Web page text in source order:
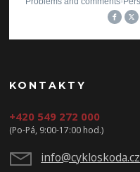
KONTAKTY
+420 549 272 000
(Po-Pá, 9:00-17:00 hod.)
info@cykloskoda.cz